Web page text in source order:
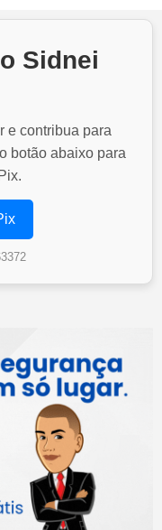
Sidnei
e contribua para
botão abaixo para